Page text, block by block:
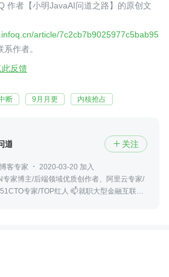
作者【小明JavaAI问道之路】的原创文
article/7c2cb7b9025977c5bab95
作者。
此反馈
断 9月月更 内核抢占
之路  关注
客专家
2020-03-20 加入
家博主/后端领域优质创作者、阿里云专家/
专家/TOP红人 📫就职大型金融互联网